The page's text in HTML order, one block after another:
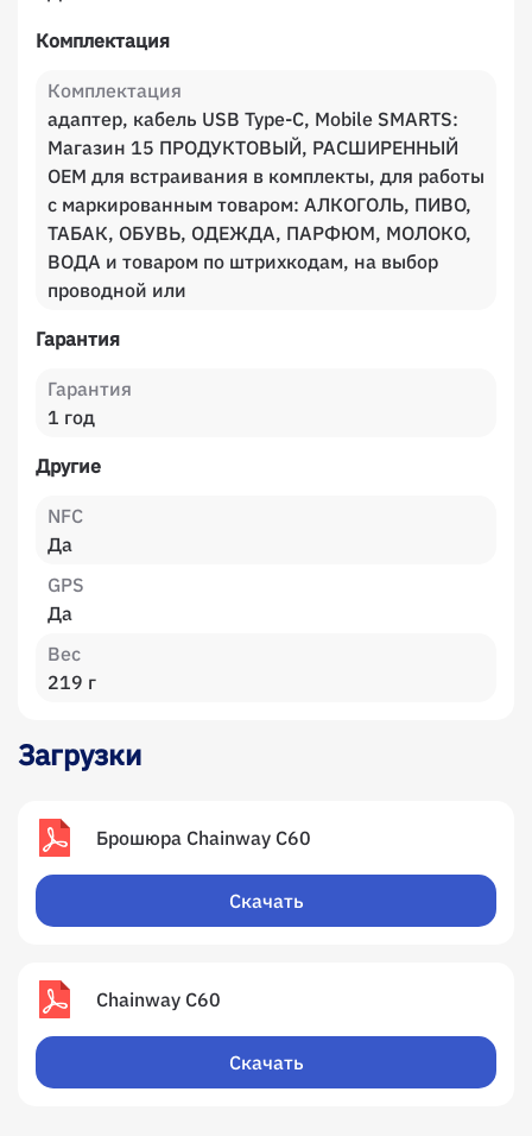
Комплектация
Комплектация
адаптер, кабель USB Type-C, Mobile SMARTS:
Магазин 15 ПРОДУКТОВЫЙ, РАСШИРЕННЫЙ
OEM для встраивания в комплекты, для работы
с маркированным товаром: АЛКОГОЛЬ, ПИВО,
ТАБАК, ОБУВЬ, ОДЕЖДА, ПАРФЮМ, МОЛОКО,
ВОДА и товаром по штрихкодам, на выбор
проводной или
Гарантия
Гарантия
1 год
Другие
NFC
Да
GPS
Да
Вес
219 г
Загрузки
Брошюра Chainway C60
Скачать
Chainway C60
Скачать